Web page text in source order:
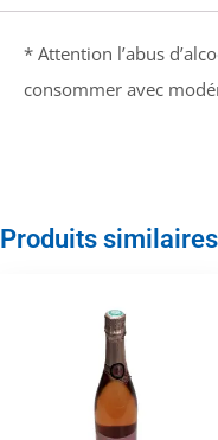
* Attention l’abus
consommer avec
Produits similaires